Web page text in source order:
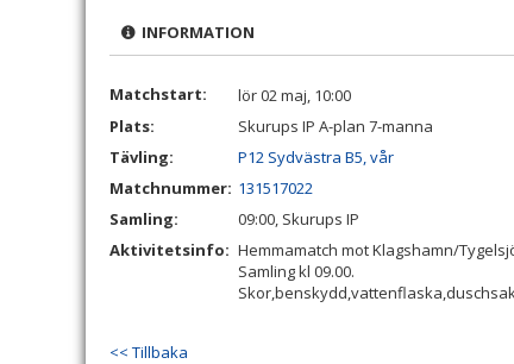
INFORMATION
Matchstart:
lör 02 maj, 10:00
Plats:
Skurups IP A-plan 7-manna
Tävling:
P12 Sydvästra B5, vår
Matchnummer: 131517022
Samling:
09:00, Skurups IP
Aktivitetsinfo: Hemmamatch mot Klagshamn/
Samling kl 09.00.
<< Tillbaka